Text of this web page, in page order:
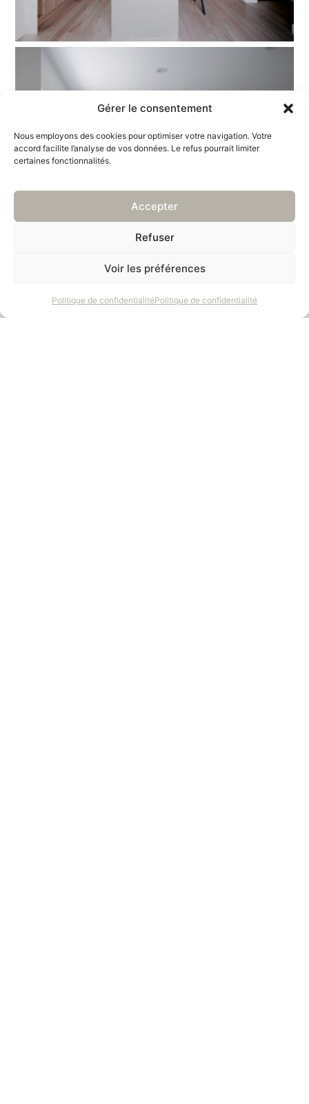
Gérer le consentement
Nous employons des cookies pour optimiser votre navigation. Votre
accord facilite l’analyse de vos données. Le refus pourrait limiter
certaines fonctionnalités.
Accepter
Refuser
Voir les préférences
Politique de confidentialitéPolitique de confidentialité